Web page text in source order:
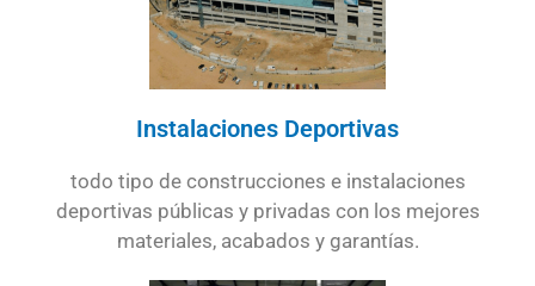
Instalaciones Deportivas
todo tipo de construcciones e instalaciones
deportivas públicas y privadas con los mejores
materiales, acabados y garantías.